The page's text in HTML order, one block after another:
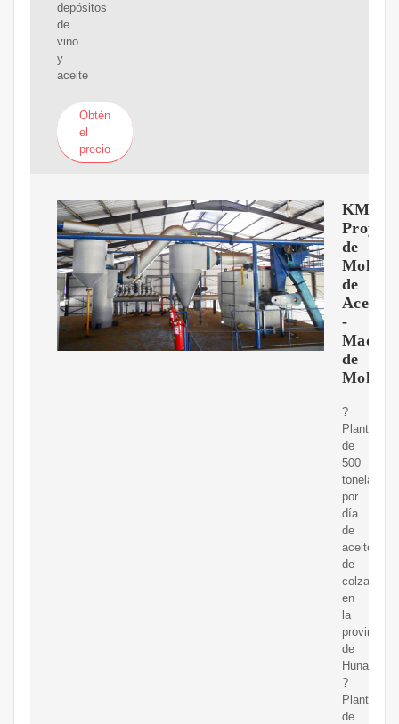
depósitos
de
vino
y
aceite
Obtén
el
precio
KMEC
de
de
Aceite
-
de
Molino
?
Planta
de
500
toneladas
por
día
de
aceite
de
colza
en
la
provincia
de
Hunan.
?
Planta
de